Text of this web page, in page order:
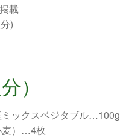
載
)
）
ックスベジタブル…100g
麦）…4枚